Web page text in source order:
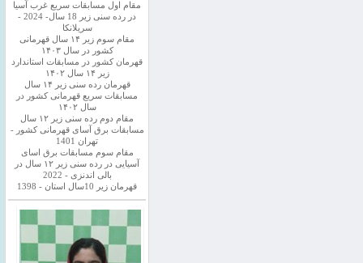
مقام اول مسابقات سریع غرب آسیا
در رده سنی زیر 18 سال- 2024 -
سریلانکا
مقام سوم زیر ۱۴ سال قهرمانی
کشور در سال ۱۴۰۳
قهرمان کشور در مسابقات استاندارد
زیر ۱۴ سال ۱۴۰۲
قهرمان رده سنی زیر ۱۴ سال
مسابقات سریع قهرمانی کشور در
سال ۱۴۰۲
مقام دوم رده سنی زیر ۱۲ سال
مسابقات برق آسای قهرمانی کشور -
تهران 1401
مقام سوم مسابقات برق اسای
آسیایی در رده سنی زیر ۱۲ سال در
بالی اندنزی - 2022
قهرمان زیر 10سال استان - 1398